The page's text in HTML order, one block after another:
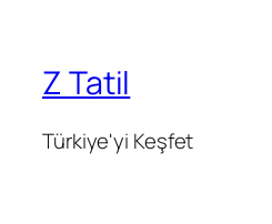
Z Tatil
Türkiye'yi Keşfet